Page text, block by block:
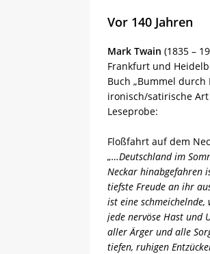
Vor 140 Jahren
Mark Twain (1835 –
Frankfurt und
Buch „Bummel durch
ironisch/satirische
Leseprobe:
Floßfahrt auf dem
„…Deutschland im
Neckar hinabgefahren
tiefste Freude an ihr
ist eine
jede nervöse Hast und
aller Ärger und alle
tiefen, ruhigen